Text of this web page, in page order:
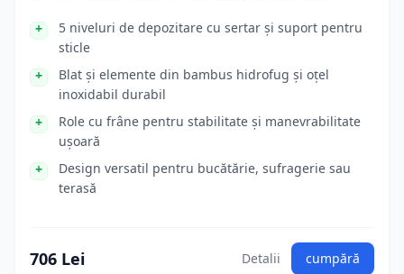
5 niveluri de depozitare cu sertar și suport pentru
sticle
Blat și elemente din bambus hidrofug și oțel
inoxidabil durabil
Role cu frâne pentru stabilitate și manevrabilitate
ușoară
Design versatil pentru bucătărie, sufragerie sau
terasă
706 Lei Detalii cumpără